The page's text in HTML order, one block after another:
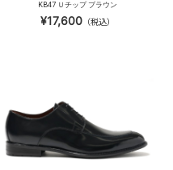
KB47 Ｕチップ ブラウン
¥17,600 （税込）